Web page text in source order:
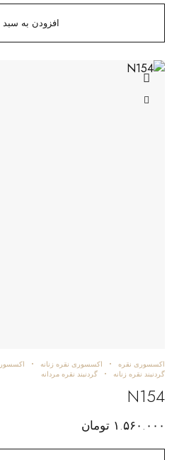
افزودن به سبد
اکسسوری نقره اکسسوری نقره زنانه
گردنبند نقره زنانه
گردنبند نقره مردانه
N154
۱.۵۶۰.۰۰۰ تومان